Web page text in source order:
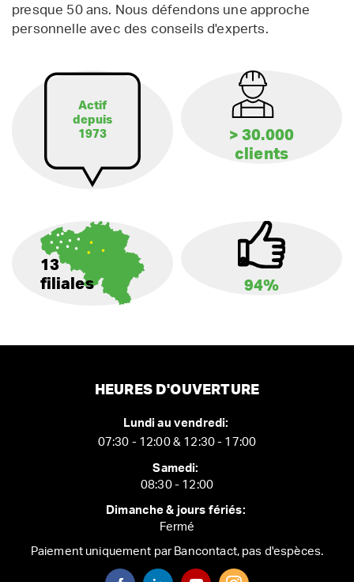
presque 50 ans. Nous défendons une approche
personnelle avec des conseils d'experts.
Actif
depuis
1973
> 30.000
clients
13
filiales
94%
HEURES D'OUVERTURE
Lundi au vendredi:
07:30 - 12:00 & 12:30 - 17:00
Samedi:
08:30 - 12:00
Dimanche & jours fériés:
Fermé
Paiement uniquement par Bancontact, pas d'espèces.